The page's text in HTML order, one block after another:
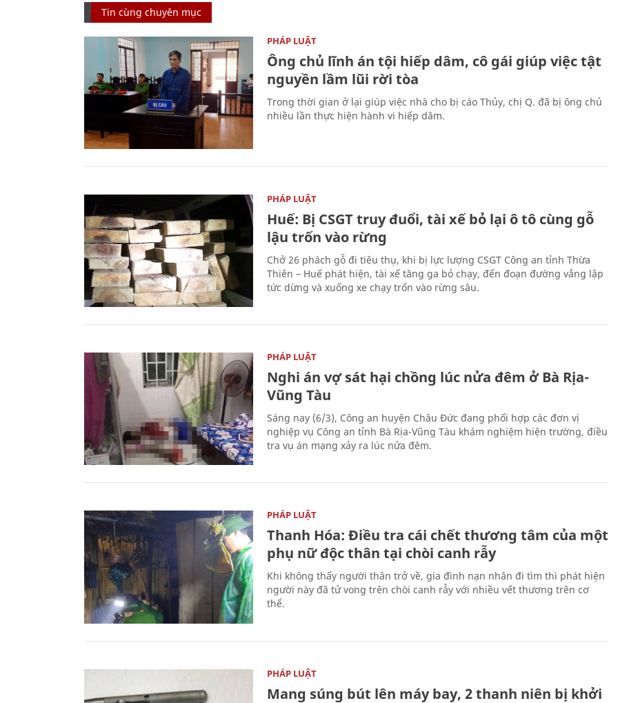
Tin cùng chuyên mục
PHÁP LUẬT
Ông chủ lĩnh án tội hiếp dâm, cô gái giúp việc tật
nguyền lầm lũi rời tòa
Trong thời gian ở lại giúp việc nhà cho bị cáo Thủy, chị Q. đã bị ông chủ
nhiều lần thực hiện hành vi hiếp dâm.
PHÁP LUẬT
Huế: Bị CSGT truy đuổi, tài xế bỏ lại ô tô cùng gỗ
lậu trốn vào rừng
Chở 26 phách gỗ đi tiêu thụ, khi bị lực lượng CSGT Công an tỉnh Thừa
Thiên – Huế phát hiện, tài xế tăng ga bỏ chạy, đến đoạn đường vắng lập
tức dừng và xuống xe chạy trốn vào rừng sâu.
PHÁP LUẬT
Nghi án vợ sát hại chồng lúc nửa đêm ở Bà Rịa-
Vũng Tàu
Sáng nay (6/3), Công an huyện Châu Đức đang phối hợp các đơn vị
nghiệp vụ Công an tỉnh Bà Rịa-Vũng Tàu khám nghiệm hiện trường, điều
tra vụ án mạng xảy ra lúc nửa đêm.
PHÁP LUẬT
Thanh Hóa: Điều tra cái chết thương tâm của một
phụ nữ độc thân tại chòi canh rẫy
Khi không thấy người thân trở về, gia đình nạn nhân đi tìm thì phát hiện
người này đã tử vong trên chòi canh rẫy với nhiều vết thương trên cơ
thể.
PHÁP LUẬT
Mang súng bút lên máy bay, 2 thanh niên bị khởi